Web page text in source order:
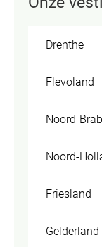
Drenthe
Flevoland
Noord-
Noord-
Friesland
Gelderland